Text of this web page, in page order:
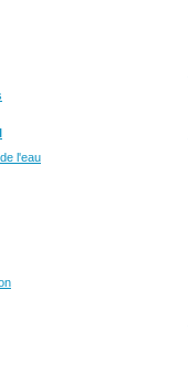
l'eau